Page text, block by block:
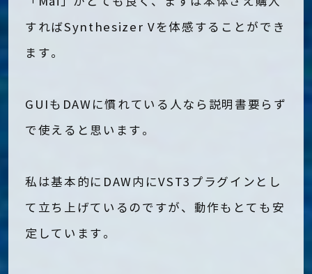
すればSynthesizer Vを体感することができ
ます。
GUIもDAWに慣れている人なら説明書要らず
で使えると思います。
私は基本的にDAW内にVST3プラグインとし
て立ち上げているのですが、動作もとても安
定しています。